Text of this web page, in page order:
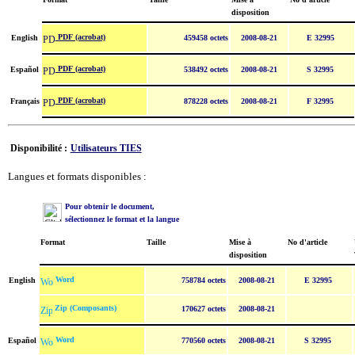
disposition
English PDF (acrobat) 459458 octets 2008-08-21 E 32995
Español PDF (acrobat) 538492 octets 2008-08-21 S 32995
Français PDF (acrobat) 878228 octets 2008-08-21 F 32995
Disponibilité : Utilisateurs TIES
Langues et formats disponibles :
Pour obtenir le document,
sélectionnez le format et la langue
Format Taille
Mise à
disposition
No d'article
English Word 758784 octets 2008-08-21 E 32995
Zip (Composants) 170627 octets 2008-08-21
Español Word 770560 octets 2008-08-21 S 32995